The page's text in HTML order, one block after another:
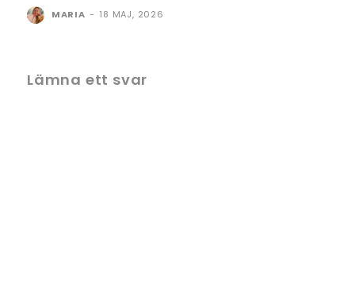
MARIA - 18 MAJ, 2026
Lämna ett svar